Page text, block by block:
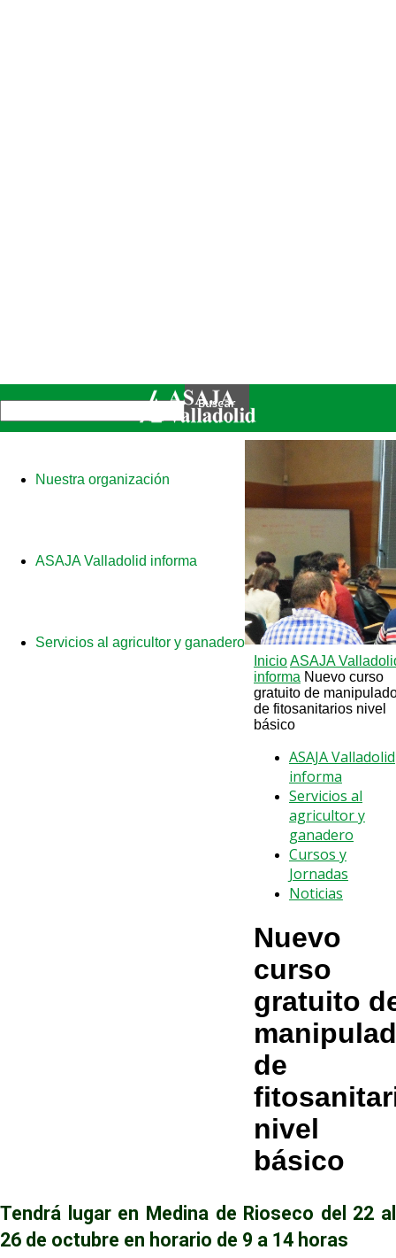
Nuestra organización
ASAJA Valladolid informa
Servicios al agricultor y ganadero
InicioASAJA
informa Nuevo curso
gratuito de
de fitosanitarios nivel
básico
ASAJA Valladolid
informa
Servicios al
agricultor y
ganadero
Cursos y
Jornadas
Noticias
Nuevo
curso
gratuito
de
nivel
básico
Tendrá lugar en Medina de Rioseco del 22 al
26 de octubre en horario de 9 a 14 horas